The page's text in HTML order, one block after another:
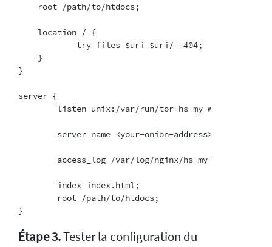
    root /path/to/htdocs;
    location / {
            try_files $uri $uri/ =404;
    }
}
server {
        listen unix:/var/run/tor-hs-my-website.sock;
        server_name <your-onion-address>.onion;
        access_log /var/log/nginx/hs-my-website.log;
        index index.html;
        root /path/to/htdocs;
Étape 3.Tester la configuration du